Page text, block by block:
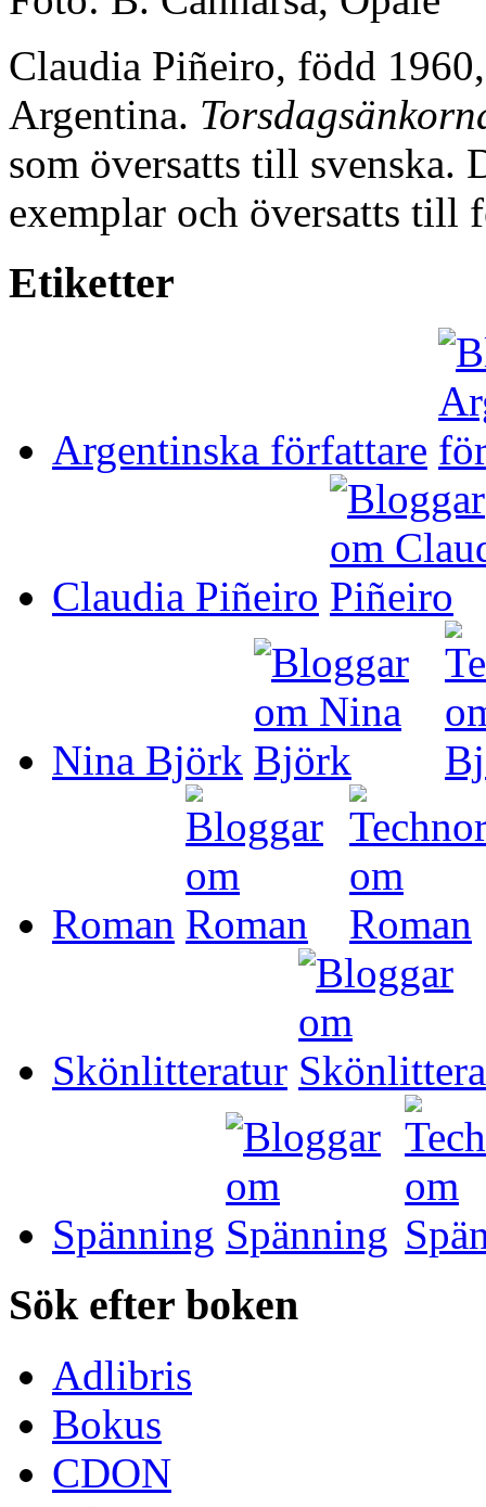
Claudia Piñeiro, född
Argentina.
som översatts till svenska.
exemplar och översatts till
Etiketter
Argentinska författare
Claudia Piñeiro
Nina Björk
Roman
Skönlitteratur
Spänning
Sök efter boken
Adlibris
Bokus
CDON